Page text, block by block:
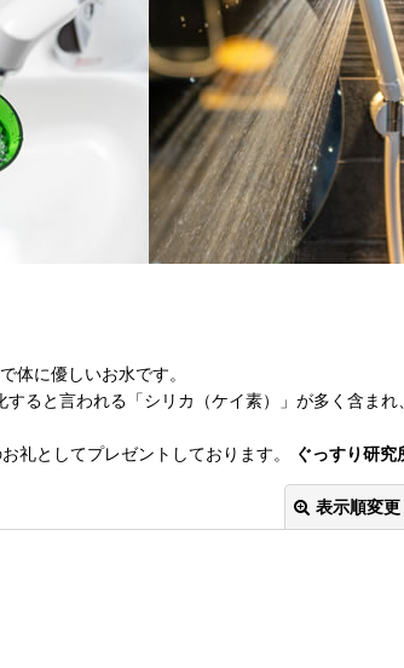
体に優しいお水です。
ると言われる「シリカ（ケイ素）」が多く含まれ
礼としてプレゼントしております。 ぐっすり研
表示順変更